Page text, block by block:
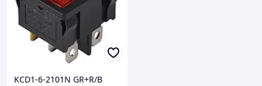
KCD1-6-2101N GR+R/B